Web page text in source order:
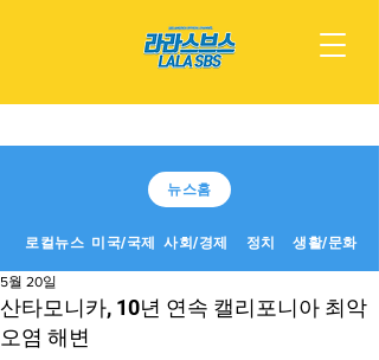
뉴스홈
로컬뉴스 미국/국제 사회/경제 정치 생활/문화
산타모니카, 10년 연속 캘리포니아 최악
오염 해변
5월 20일